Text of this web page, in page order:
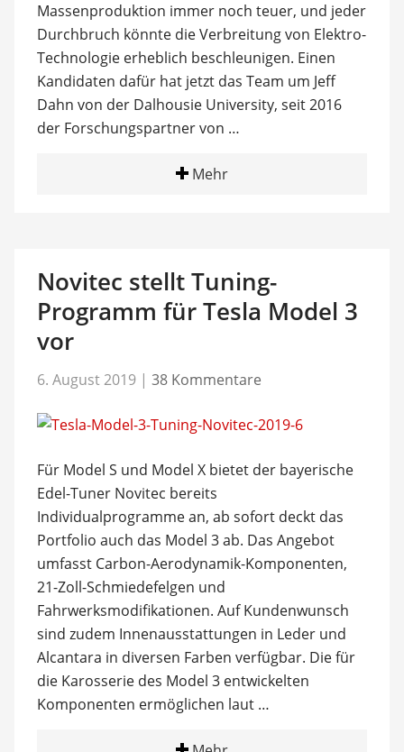
Massenproduktion immer noch teuer, und jeder
Durchbruch könnte die Verbreitung von Elektro-
Technologie erheblich beschleunigen. Einen
Kandidaten dafür hat jetzt das Team um Jeff
Dahn von der Dalhousie University, seit 2016
der Forschungspartner von …
Mehr
Novitec stellt Tuning-
Programm für Tesla Model 3
vor
6. August 2019 | 38 Kommentare
Für Model S und Model X bietet der bayerische
Edel-Tuner Novitec bereits
Individualprogramme an, ab sofort deckt das
Portfolio auch das Model 3 ab. Das Angebot
umfasst Carbon-Aerodynamik-Komponenten,
21-Zoll-Schmiedefelgen und
Fahrwerksmodifikationen. Auf Kundenwunsch
sind zudem Innenausstattungen in Leder und
Alcantara in diversen Farben verfügbar. Die für
die Karosserie des Model 3 entwickelten
Komponenten ermöglichen laut …